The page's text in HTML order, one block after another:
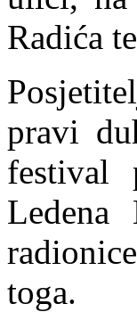
Radića
pravi
festival
toga.